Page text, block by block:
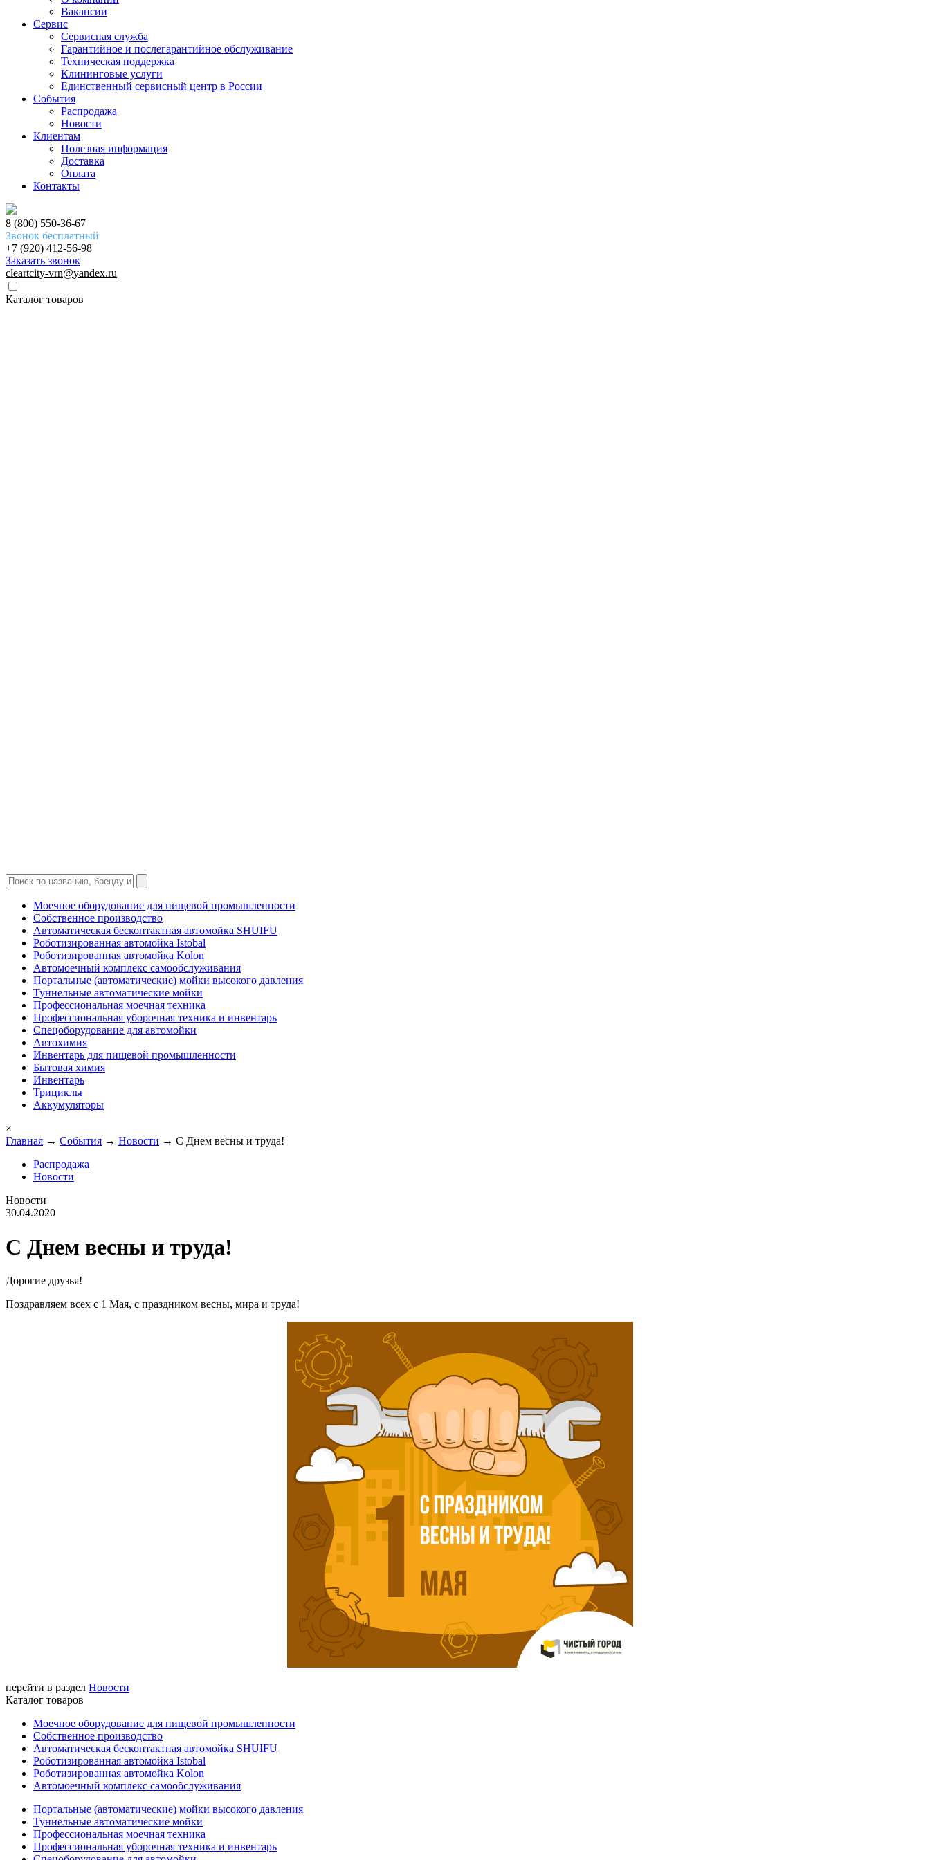
Вакансии
Сервис
Сервисная служба
Гарантийное и послегарантийное обслуживание
Техническая поддержка
Клининговые услуги
Единственный сервисный центр в России
События
Распродажа
Новости
Клиентам
Полезная информация
Доставка
Оплата
Контакты
8 (800) 550-36-67
Звонок бесплатный
+7 (920) 412-56-98
Заказать звонок
cleartcity-vrn@yandex.ru
Каталог товаров
Моечное оборудование для пищевой промышленности
Собственное производство
Автоматическая бесконтактная автомойка SHUIFU
Роботизированная автомойка Istobal
Роботизированная автомойка Kolon
Автомоечный комплекс самообслуживания
Портальные (автоматические) мойки высокого давления
Туннельные автоматические мойки
Профессиональная моечная техника
Профессиональная уборочная техника и инвентарь
Спецоборудование для автомойки
Автохимия
Инвентарь для пищевой промышленности
Бытовая химия
Инвентарь
Трициклы
Аккумуляторы
×
Главная → События → Новости → С Днем весны и труда!
Распродажа
Новости
Новости
30.04.2020
С Днем весны и труда!
Дорогие друзья!
Поздравляем всех с 1 Мая, с праздником весны, мира и труда!
перейти в раздел Новости
Каталог товаров
Моечное оборудование для пищевой промышленности
Собственное производство
Автоматическая бесконтактная автомойка SHUIFU
Роботизированная автомойка Istobal
Роботизированная автомойка Kolon
Автомоечный комплекс самообслуживания
Портальные (автоматические) мойки высокого давления
Туннельные автоматические мойки
Профессиональная моечная техника
Профессиональная уборочная техника и инвентарь